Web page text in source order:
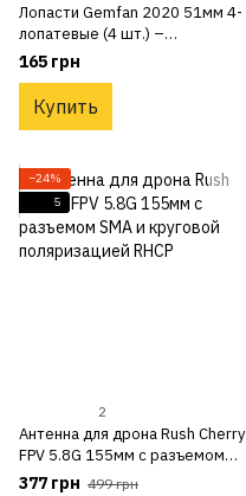
Лопасти Gemfan 2020 51мм 4-
лопатевые (4 шт.) –
пропеллеры для Cetus X с
валом 1.5 мм(2 CW, 2 CCW)
165 грн
Купить
−24%
5
2
Антенна для дрона Rush Cherry
FPV 5.8G 155мм с разъемом
SMA и круговой поляризацией
377 грн 499 грн